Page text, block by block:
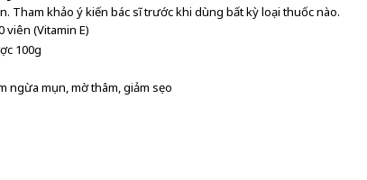
Tham khảo ý kiến bác sĩ trước khi dùng bất kỳ loại thuốc nào.
viên (Vitamin E)
100g
ngừa mụn, mờ thâm, giảm sẹo